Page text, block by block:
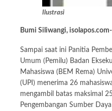
Ilustrasi
Bumi Siliwangi, isolapos.com-
Sampai saat ini Panitia
Umum (Pemilu) Badan
Mahasiswa (BEM Rema)
(UPI) menerima 26
mengambil batas maksimal
Pengembangan Sumber